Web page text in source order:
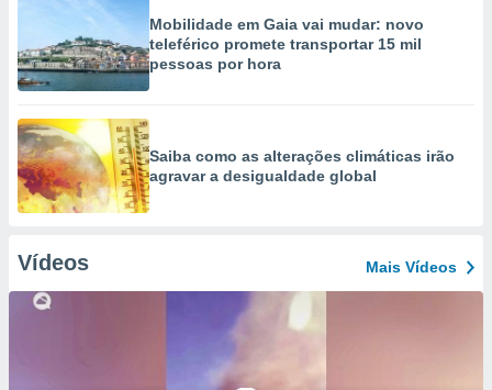
Mobilidade em Gaia vai mudar: novo
teleférico promete transportar 15 mil
pessoas por hora
Saiba como as alterações climáticas irão
agravar a desigualdade global
Vídeos Mais Vídeos